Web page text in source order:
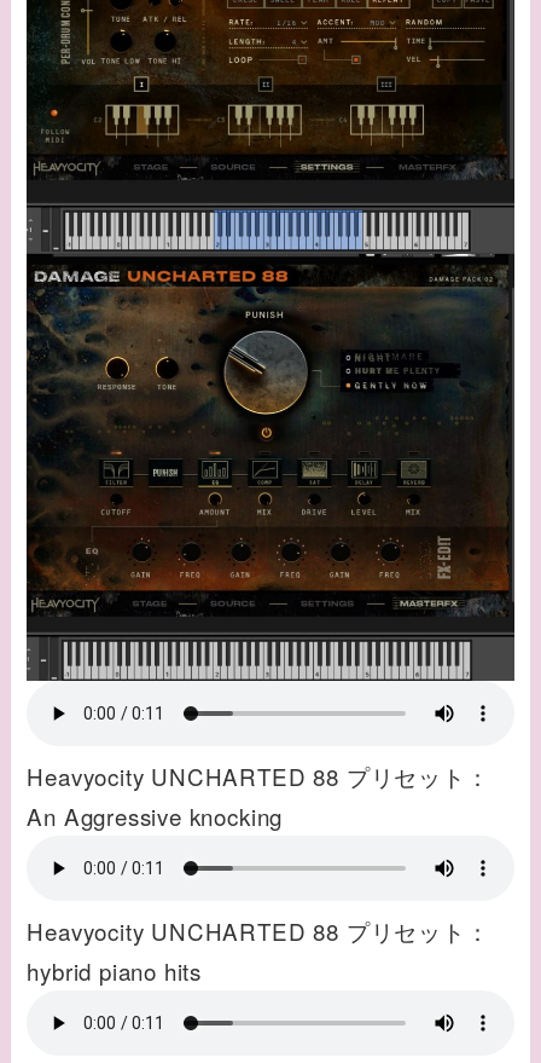
Heavyocity UNCHARTED 88 プリセット：
An Aggressive knocking
Heavyocity UNCHARTED 88 プリセット：
hybrid piano hits